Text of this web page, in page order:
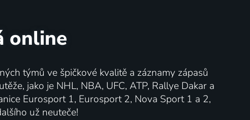
online
týmů ve špičkové kvalitě a záznamy zápasů
jako je NHL, NBA, UFC, ATP, Rallye Dakar a
Eurosport 1, Eurosport 2, Nova Sport 1 a 2,
už neuteče!